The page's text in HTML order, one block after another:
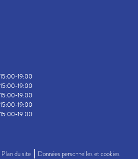
19:00
19:00
19:00
19:00
19:00
Plan du site Données personnelles et cookies